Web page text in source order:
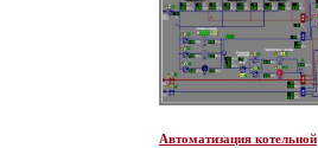
Автоматизация котельной